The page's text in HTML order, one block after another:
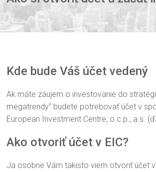
Kde bude Váš účet vedený
Ak máte záujem o investovanie do
megatrendy" budete potrebovať účet v
European Investment Centre, o.c.p., a.s.
Ako otvoriť účet v EIC?
Ja osobne Vám takisto viem otvoriť účet v